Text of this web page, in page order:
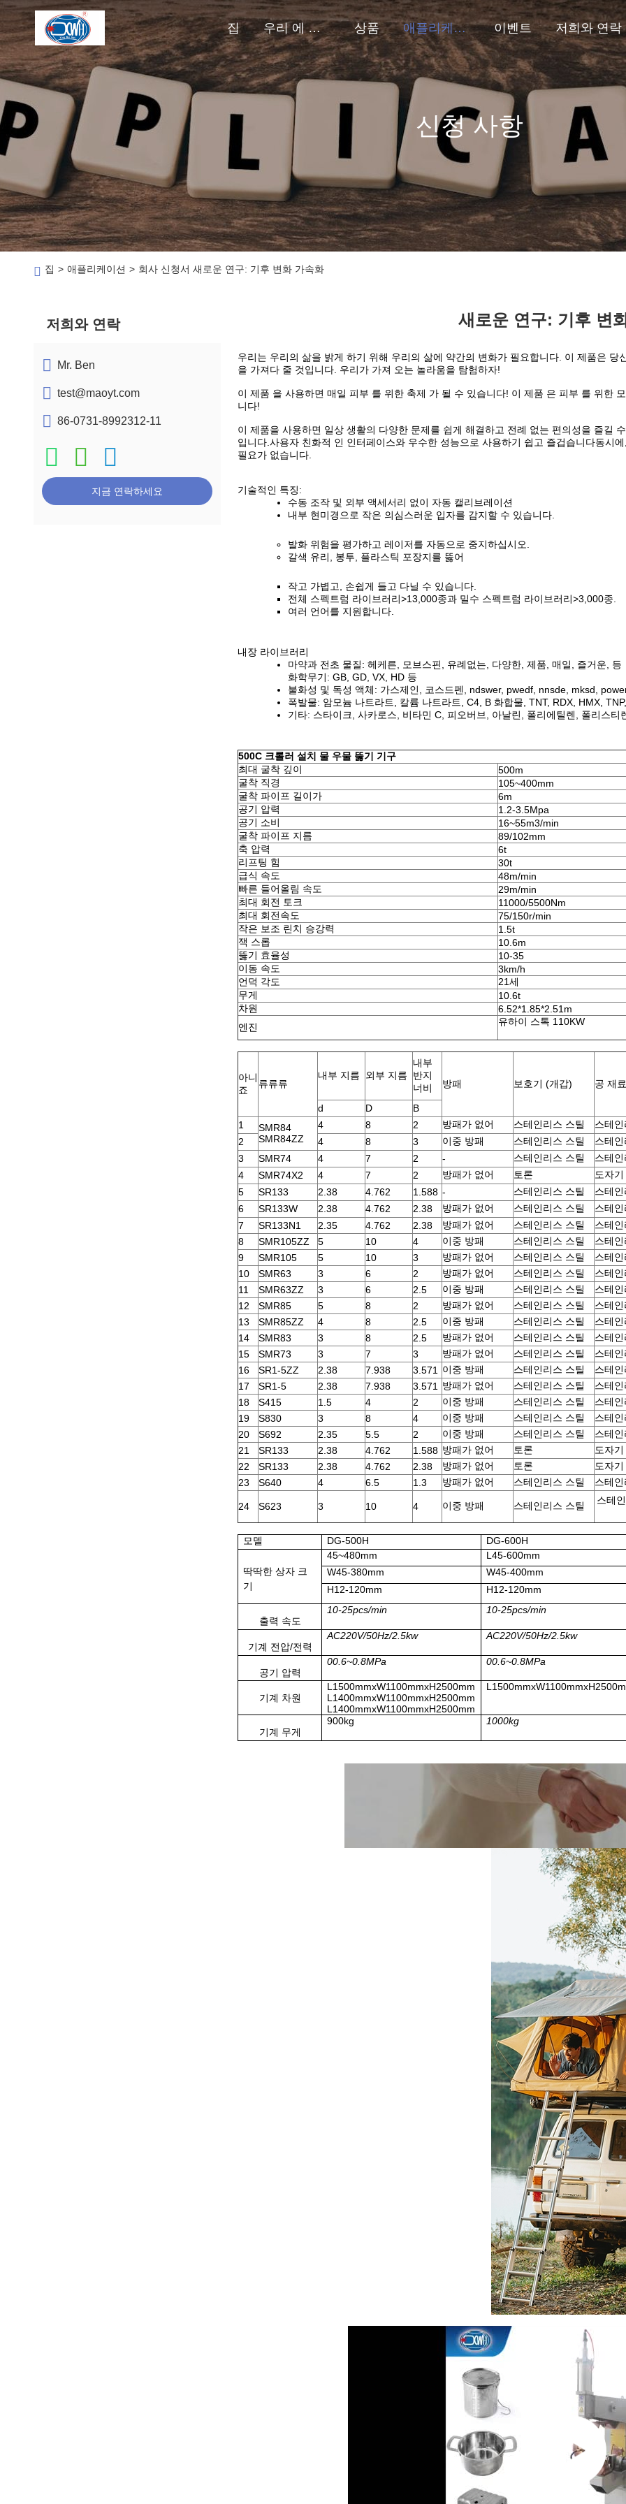
집 우리 에 관한 것 상품 애플리케이션 이벤트 저희와 연락
신청 사항
집 > 애플리케이션 > 회사 신청서 새로운 연구: 기후 변화 가속화
저희와 연락
Mr. Ben
test@maoyt.com
86-0731-8992312-11
지금 연락하세요
새로운 연구: 기후 변
우리는 우리의 삶을 밝게 하기 위해 우리의 삶에 약간의 변화가 필요합니다. 이 제품은
을 가져다 줄 것입니다. 우리가 가져 오는 놀라움을 탐험하자!
이 제품 을 사용하면 매일 피부 를 위한 축제 가 될 수 있습니다! 이 제품 은 피부 를 위한
니다!
이 제품을 사용하면 일상 생활의 다양한 문제를 쉽게 해결하고 전례 없는 편의성을 즐길
입니다.사용자 친화적 인 인터페이스와 우수한 성능으로 사용하기 쉽고 즐겁습니다동시
필요가 없습니다.
기술적인 특징:
수동 조작 및 외부 액세서리 없이 자동 캘리브레이션
내부 현미경으로 작은 의심스러운 입자를 감지할 수 있습니다.
발화 위험을 평가하고 레이저를 자동으로 중지하십시오.
갈색 유리, 봉투, 플라스틱 포장지를 뚫어
작고 가볍고, 손쉽게 들고 다닐 수 있습니다.
전체 스펙트럼 라이브러리>13,000종과 밀수 스펙트럼 라이브러리>3,000종.
여러 언어를 지원합니다.
내장 라이브러리
마약과 전초 물질: 헤케른, 모브스핀, 유례없는, 다양한, 제품, 매일, 즐거운, 등
화학무기: GB, GD, VX, HD 등
불화성 및 독성 액체: 가스제인, 코스드펜, ndswer, pwedf, nnsde, mksd,
폭발물: 암모늄 나트라트, 칼륨 나트라트, C4, B 화합물, TNT, RDX, HMX,
기타: 스타이크, 사카로스, 비타민 C, 피오버브, 아날린, 폴리에틸렌, 폴리스티
500C 크롤러 설치 물 우물 뚫기 기구
최대 굴착 깊이
500m
굴착 직경
105~400mm
굴착 파이프 길이가
6m
공기 압력
1.2-3.5Mpa
공기 소비
16~55m3/min
굴착 파이프 지름
89/102mm
축 압력
6t
리프팅 힘
30t
급식 속도
48m/min
빠른 들어올림 속도
29m/min
최대 회전 토크
11000/5500Nm
최대 회전속도
75/150r/min
작은 보조 린치 승강력
1.5t
잭 스롭
10.6m
뚫기 효율성
10-35
이동 속도
3km/h
언덕 각도
21세
무게
10.6t
차원
6.52*1.85*2.51m
엔진
유하이 스톡 110KW
아니
죠
류류류
내부 지름 외부 지름
내부
반지
너비
방패 보호기 (개갑) 공 재료
d D
B
1
SMR84
SMR84ZZ
4 8 2 방패가 없어 스테인리스 스틸
스테
2
4 8 3 이중 방패 스테인리스 스틸
스테
3
SMR74 4 7 2 - 스테인리스 스틸
스테
4
SMR74X2 4 7 2 방패가 없어 토론
도자기
5
SR133 2.38 4.762 1.588 - 스테인리스 스틸
스테
6
SR133W 2.38 4.762 2.38 방패가 없어 스테인리스 스틸
스테
7
SR133N1 2.35 4.762 2.38 방패가 없어 스테인리스 스틸
스테
8
SMR105ZZ 5 10 4 이중 방패 스테인리스 스틸
스테
9
SMR105 5 10 3 방패가 없어 스테인리스 스틸
스테
10
SMR63 3 6 2 방패가 없어 스테인리스 스틸
스테
11
SMR63ZZ 3 6 2.5 이중 방패 스테인리스 스틸
스테
12
SMR85 5 8 2 방패가 없어 스테인리스 스틸
스테
13
SMR85ZZ 4 8 2.5 이중 방패 스테인리스 스틸
스테
14
SMR83 3 8 2.5 방패가 없어 스테인리스 스틸
스테
15
SMR73 3 7 3 방패가 없어 스테인리스 스틸
스테
16
SR1-5ZZ 2.38 7.938 3.571 이중 방패 스테인리스 스틸
스테
17
SR1-5 2.38 7.938 3.571 방패가 없어 스테인리스 스틸
스테
18
S415 1.5 4 2 이중 방패 스테인리스 스틸
스테
19
S830 3 8 4 이중 방패 스테인리스 스틸
스테
20
S692 2.35 5.5 2 이중 방패 스테인리스 스틸
스테
21
SR133 2.38 4.762 1.588 방패가 없어 토론
도자기
22
SR133 2.38 4.762 2.38 방패가 없어 토론
도자기
23
S640 4 6.5 1.3 방패가 없어 스테인리스 스틸 스테
24 S623 3 10 4 이중 방패 스테인리스 스틸 스테
모델 DG-500H DG-600H
딱딱한 상자 크
기
45~480mm
L45-600mm
W45-380mm
W45-400mm
H12-120mm
H12-120mm
출력 속도
10-25pcs/min 10-25pcs/min
기계 전압/전력
AC220V/50Hz/2.5kw AC220V/50Hz/2.5kw
공기 압력
00.6~0.8MPa 00.6~0.8MPa
기계 차원
L1500mmxW1100mmxH2500mm
L1400mmxW1100mmxH2500mm
L1400mmxW1100mmxH2500mm
기계 무게
900kg 1000kg